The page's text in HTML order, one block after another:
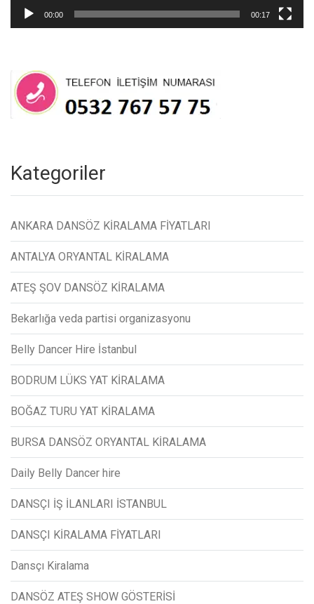
00:00 00:17
Kategoriler
ANKARA DANSÖZ KİRALAMA FİYATLARI
ANTALYA ORYANTAL KİRALAMA
ATEŞ ŞOV DANSÖZ KİRALAMA
Bekarlığa veda partisi organizasyonu
Belly Dancer Hire İstanbul
BODRUM LÜKS YAT KİRALAMA
BOĞAZ TURU YAT KİRALAMA
BURSA DANSÖZ ORYANTAL KİRALAMA
Daily Belly Dancer hire
DANSÇI İŞ İLANLARI İSTANBUL
DANSÇI KİRALAMA FİYATLARI
Dansçı Kiralama
DANSÖZ ATEŞ SHOW GÖSTERİSİ